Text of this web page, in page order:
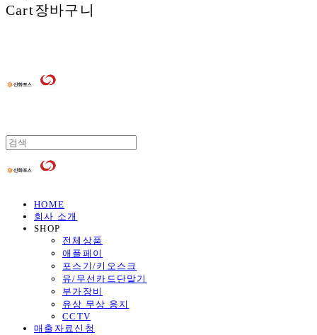
Cart장바구니
HOME
회사 소개
SHOP
전체상품
애플페이
포스기/키오스크
유/무선카드단말기
부가장비
유상 무상 용지
CCTV
매출자료신청